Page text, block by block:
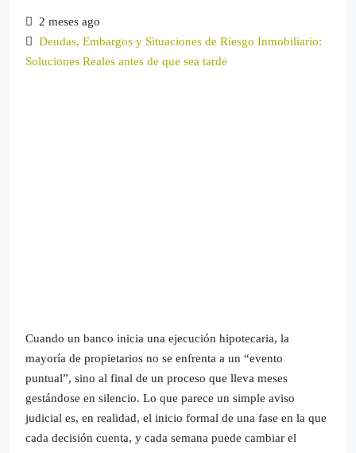
2 meses ago
Deudas, Embargos y Situaciones de Riesgo Inmobiliario:
Soluciones Reales antes de que sea tarde
Cuando un banco inicia una ejecución hipotecaria, la
mayoría de propietarios no se enfrenta a un “evento
puntual”, sino al final de un proceso que lleva meses
gestándose en silencio. Lo que parece un simple aviso
judicial es, en realidad, el inicio formal de una fase en la que
cada decisión cuenta, y cada semana puede cambiar el